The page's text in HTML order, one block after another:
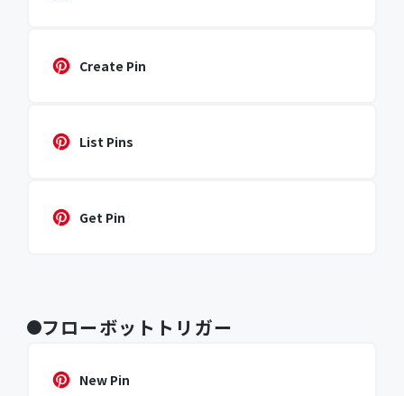
Create Pin
List Pins
Get Pin
フローボットトリガー
New Pin